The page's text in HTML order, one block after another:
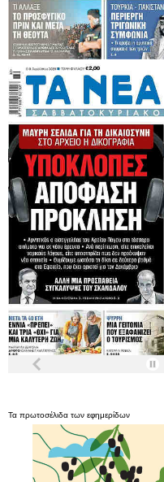
Τα πρωτοσέλιδα των εφημερίδων